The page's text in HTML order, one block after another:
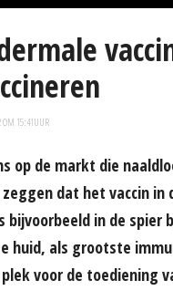
OM 15:41UUR
op de markt die
dat het vaccin
bijvoorbeeld in de spier
huid, als grootste
voor de toediening